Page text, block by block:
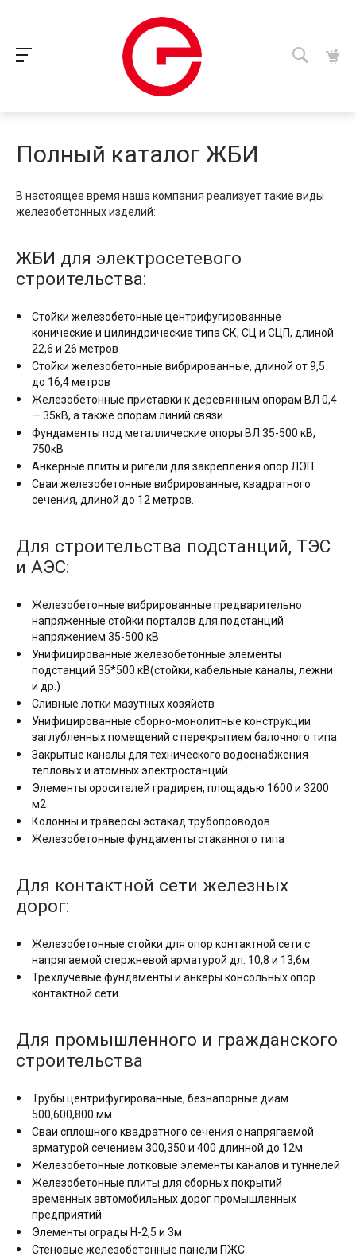
Полный каталог ЖБИ
В настоящее время наша компания реализует такие виды
железобетонных изделий:
ЖБИ для электросетевого
строительства:
Стойки железобетонные центрифугированные
конические и цилиндрические типа СК, СЦ и СЦП, длиной
22,6 и 26 метров
Стойки железобетонные вибрированные, длиной от 9,5
до 16,4 метров
Железобетонные приставки к деревянным опорам ВЛ 0,4
— 35кВ, а также опорам линий связи
Фундаменты под металлические опоры ВЛ 35-500 кВ,
750кВ
Анкерные плиты и ригели для закрепления опор ЛЭП
Сваи железобетонные вибрированные, квадратного
сечения, длиной до 12 метров.
Для строительства подстанций, ТЭС
и АЭС:
Железобетонные вибрированные предварительно
напряженные стойки порталов для подстанций
напряжением 35-500 кВ
Унифицированные железобетонные элементы
подстанций 35*500 кВ(стойки, кабельные каналы, лежни
и др.)
Сливные лотки мазутных хозяйств
Унифицированные сборно-монолитные конструкции
заглубленных помещений с перекрытием балочного типа
Закрытые каналы для технического водоснабжения
тепловых и атомных электростанций
Элементы оросителей градирен, площадью 1600 и 3200
м2
Колонны и траверсы эстакад трубопроводов
Железобетонные фундаменты стаканного типа
Для контактной сети железных
дорог:
Железобетонные стойки для опор контактной сети с
напрягаемой стержневой арматурой дл. 10,8 и 13,6м
Трехлучевые фундаменты и анкеры консольных опор
контактной сети
Для промышленного и гражданского
строительства
Трубы центрифугированные, безнапорные диам.
500,600,800 мм
Сваи сплошного квадратного сечения с напрягаемой
арматурой сечением 300,350 и 400 длинной до 12м
Железобетонные лотковые элементы каналов и туннелей
Железобетонные плиты для сборных покрытий
временных автомобильных дорог промышленных
предприятий
Элементы ограды Н-2,5 и 3м
Стеновые железобетонные панели ПЖС